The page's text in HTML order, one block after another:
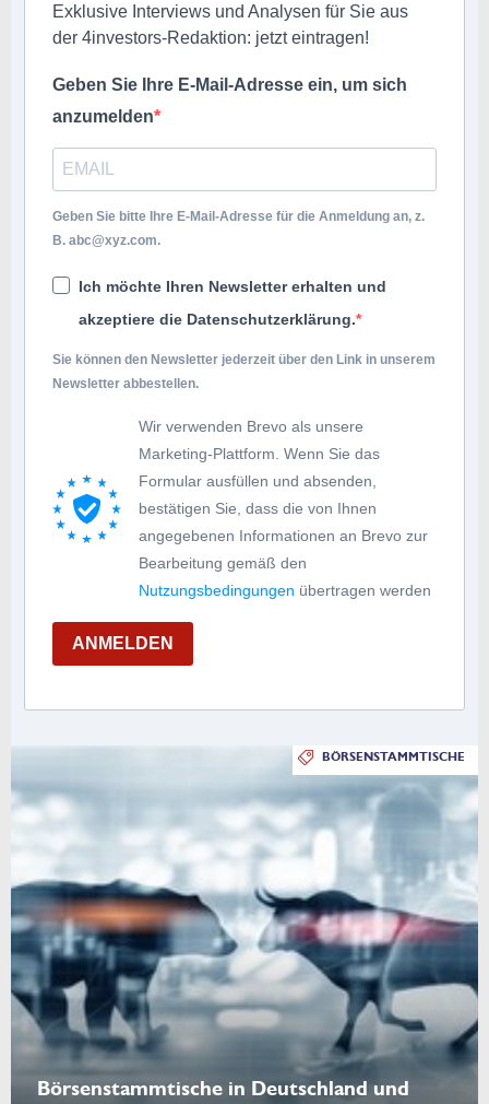
Exklusive Interviews und Analysen für Sie aus
der 4investors-Redaktion: jetzt eintragen!
Geben Sie Ihre E-Mail-Adresse ein, um sich
anzumelden
Geben Sie bitte Ihre E-Mail-Adresse für die Anmeldung an, z.
B. abc@xyz.com.
Ich möchte Ihren Newsletter erhalten und
akzeptiere die Datenschutzerklärung.
Sie können den Newsletter jederzeit über den Link in unserem
Newsletter abbestellen.
Wir verwenden Brevo als unsere
Marketing-Plattform. Wenn Sie das
Formular ausfüllen und absenden,
bestätigen Sie, dass die von Ihnen
angegebenen Informationen an Brevo zur
Bearbeitung gemäß den
Nutzungsbedingungen übertragen werden
ANMELDEN
BÖRSENSTAMMTISCHE
Börsenstammtische in Deutschland und